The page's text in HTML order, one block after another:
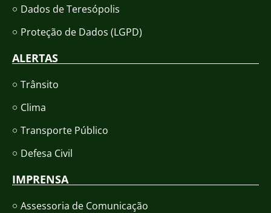
Dados de Teresópolis
Proteção de Dados (LGPD)
ALERTAS
Trânsito
Clima
Transporte Público
Defesa Civil
IMPRENSA
Assessoria de Comunicação